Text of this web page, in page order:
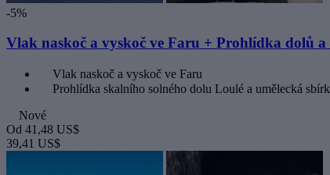
-5%
Vlak naskoč a vyskoč ve Faru + Prohlídka dolů
Vlak naskoč a vyskoč ve Faru
Prohlídka skalního solného dolu Loulé a umělecká
Nové
Od 41,48 US$
39,41 US$